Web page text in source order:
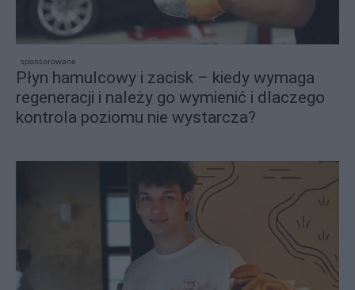
sponsorowane
Płyn hamulcowy i zacisk – kiedy wymaga
regeneracji i należy go wymienić i dlaczego
kontrola poziomu nie wystarcza?